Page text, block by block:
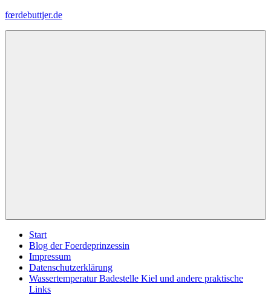
Zum
fœrdebuttjer.de
Start
Blog der Foerdeprinzessin
Impressum
Datenschutzerklärung
Wassertemperatur Badestelle Kiel und andere praktische
Links